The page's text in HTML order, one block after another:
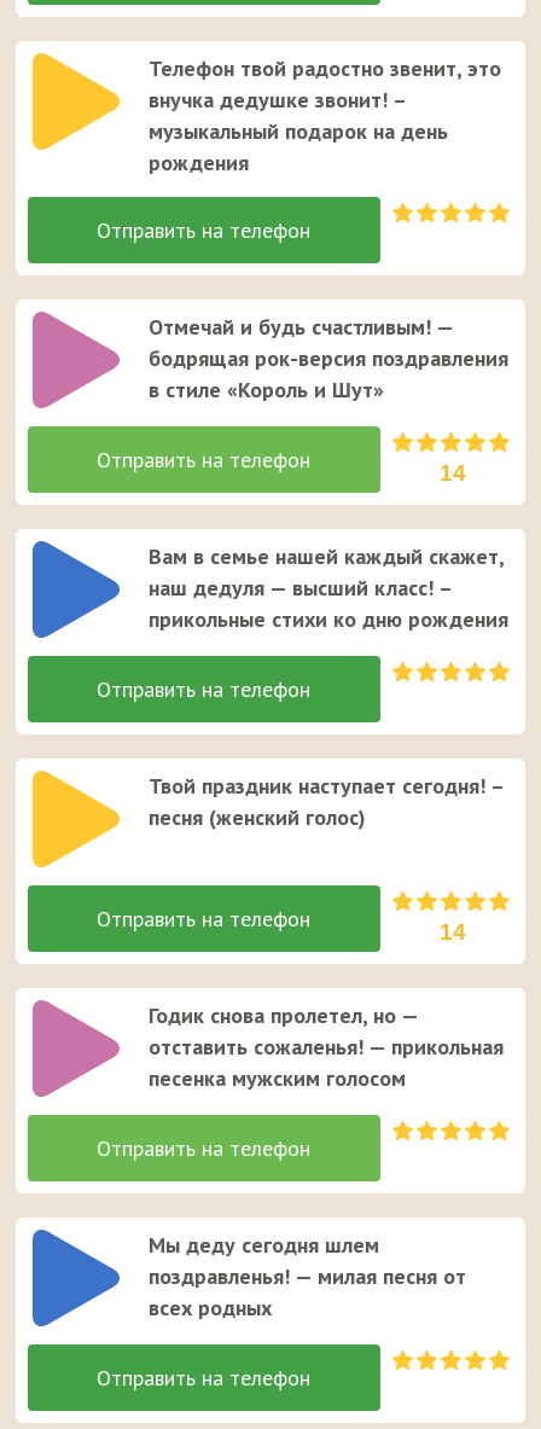
Телефон твой радостно звенит, это
внучка дедушке звонит! –
музыкальный подарок на день
рождения
Отмечай и будь счастливым! —
бодрящая рок-версия поздравления
в стиле «Король и Шут»
14
Вам в семье нашей каждый скажет,
наш дедуля — высший класс! –
прикольные стихи ко дню рождения
Твой праздник наступает сегодня! –
песня (женский голос)
14
Годик снова пролетел, но —
отставить сожаленья! — прикольная
песенка мужским голосом
Мы деду сегодня шлем
поздравленья! — милая песня от
всех родных